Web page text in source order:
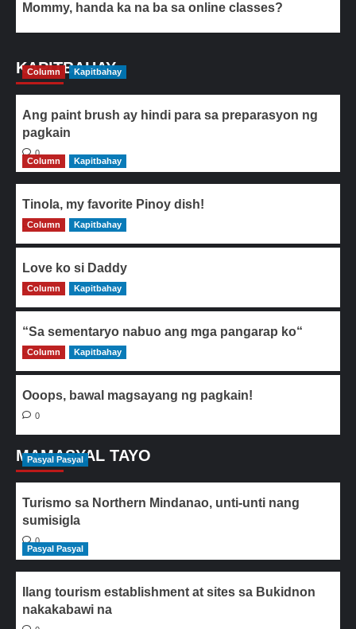
Mommy, handa ka na ba sa online classes?
KAPITBAHAY
Column Kapitbahay
Ang paint brush ay hindi para sa preparasyon ng
pagkain
0
Column
Kapitbahay
Tinola, my favorite Pinoy dish!
0
Column Kapitbahay
Love ko si Daddy
0
Column Kapitbahay
“Sa sementaryo nabuo ang mga pangarap ko“
0
Column Kapitbahay
Ooops, bawal magsayang ng pagkain!
0
MAMASYAL TAYO
Pasyal Pasyal
Turismo sa Northern Mindanao, unti-unti nang
sumisigla
0
Pasyal Pasyal
Ilang tourism establishment at sites sa Bukidnon
nakakabawi na